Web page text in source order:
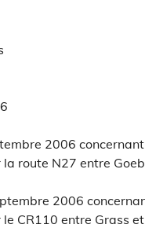
2006
route N27 entre
2006
CR110 entre Grass